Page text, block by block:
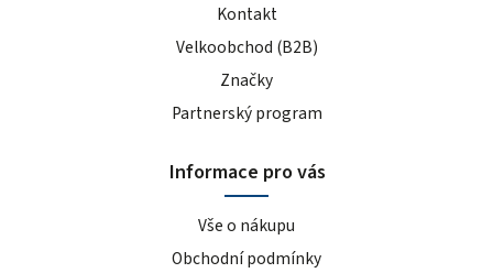
Kontakt
Velkoobchod (B2B)
Značky
Partnerský program
Informace pro vás
Vše o nákupu
Obchodní podmínky